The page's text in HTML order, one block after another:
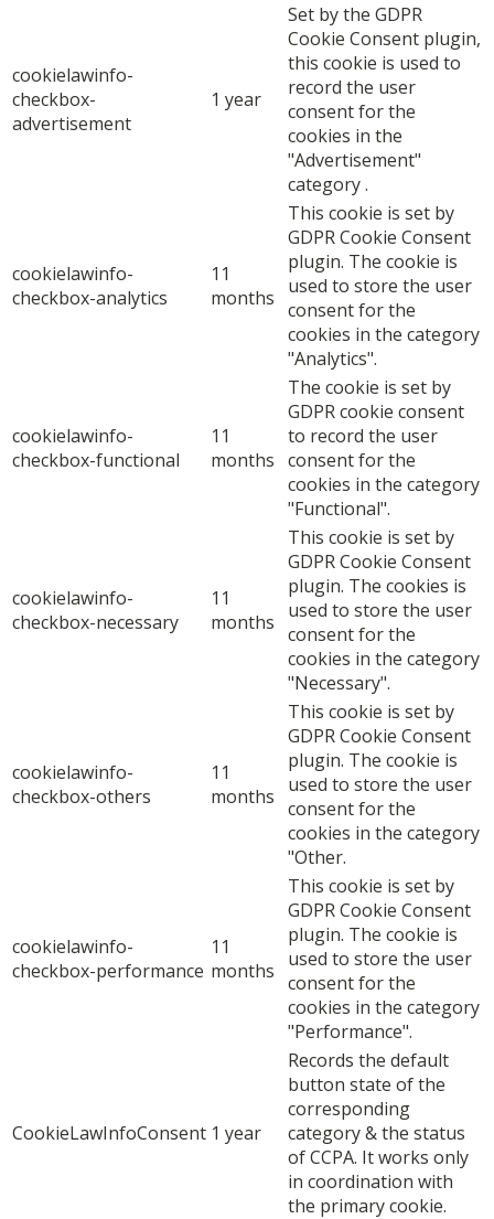
cookielawinfo-
checkbox-
advertisement
1 year
Set by the GDPR
Cookie Consent plugin,
this cookie is used to
record the user
consent for the
cookies in the
"Advertisement"
category .
cookielawinfo-
checkbox-analytics
11
months
This cookie is set by
GDPR Cookie Consent
plugin. The cookie is
used to store the user
consent for the
cookies in the category
"Analytics".
cookielawinfo-
checkbox-functional
11
months
The cookie is set by
GDPR cookie consent
to record the user
consent for the
cookies in the category
"Functional".
cookielawinfo-
checkbox-necessary
11
months
This cookie is set by
GDPR Cookie Consent
plugin. The cookies is
used to store the user
consent for the
cookies in the category
"Necessary".
cookielawinfo-
checkbox-others
11
months
This cookie is set by
GDPR Cookie Consent
plugin. The cookie is
used to store the user
consent for the
cookies in the category
"Other.
cookielawinfo-
checkbox-performance
11
months
This cookie is set by
GDPR Cookie Consent
plugin. The cookie is
used to store the user
consent for the
cookies in the category
"Performance".
CookieLawInfoConsent 1 year
Records the default
button state of the
corresponding
category & the status
of CCPA. It works only
in coordination with
the primary cookie.